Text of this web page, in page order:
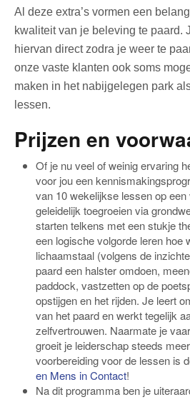
Al deze extra’s vormen een
kwaliteit van je beleving te paard.
hiervan direct zodra je weer te
onze vaste klanten ook soms
maken in het nabijgelegen park
lessen.
Prijzen en
Of je nu veel of weinig ervaring
voor jou een
van 10 wekelijkse lessen op
geleidelijk toegroeien via
starten telkens met een stukje
een logische volgorde leren hoe
lichaamstaal (volgens de
paard een halster omdoen,
paddock, vastzetten op de
opstijgen en het rijden. Je leert
van het paard en werkt tegelijk
zelfvertrouwen. Naarmate je
groeit je leiderschap steeds
voorbereiding voor de lessen is
en Mens in Contact!
Na dit programma ben je